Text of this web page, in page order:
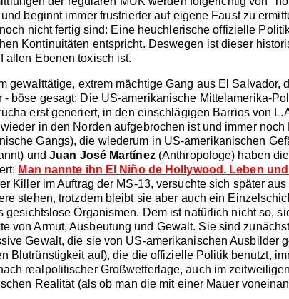
beginnt immer frustrierter auf eigene Faust zu
nicht fertig sind: Eine heuchlerische offizielle
Kontinuitäten entspricht. Deswegen ist dieser
allen Ebenen toxisch ist.
gewalttätige, extrem mächtige Gang aus El
böse gesagt: Die US-amerikanische Mittelamerika-
erst generiert, in den einschlägigen Barrios von
in den Norden aufgebrochen ist und immer
Gangs), die wiederum in US-amerikanischen
und Juan José Martínez(Anthropologe) haben
Man nannte ihn El Niño de Hollywood. Leben
Killer im Auftrag der MS-13, versuchte sich später
stehen, trotzdem bleibt sie aber auch ein
Organismen. Dem ist natürlich nicht so,
von Armut, Ausbeutung und Gewalt. Sie sind
Gewalt, die sie von US-amerikanischen Ausbilder
Blutrünstigkeit auf), die die offizielle Politik benutzt,
realpolitischer Großwetterlage, auch im
Realität (als ob man die mit einer Mauer